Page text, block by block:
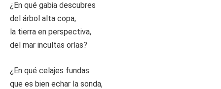
¿En qué gabia descubres
del árbol alta copa,
la tierra en perspectiva,
del mar incultas orlas?
¿En qué celajes fundas
que es bien echar la sonda,